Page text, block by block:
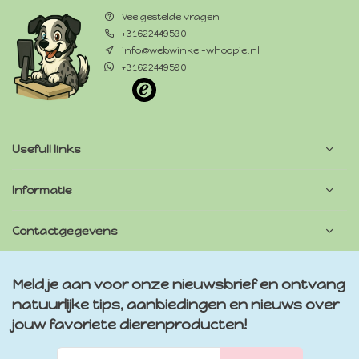
Veelgestelde vragen
+31622449590
info@webwinkel-whoopie.nl
+31622449590
Usefull links
Informatie
Contactgegevens
Meld je aan voor onze nieuwsbrief en ontvang
natuurlijke tips, aanbiedingen en nieuws over
jouw favoriete dierenproducten!